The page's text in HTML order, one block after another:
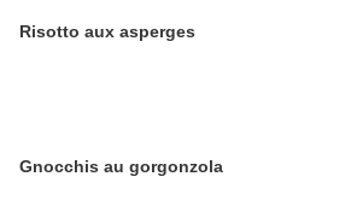
Risotto aux asperges
Gnocchis au gorgonzola